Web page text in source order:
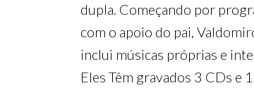
dupla. Começando por
com o apoio do pai,
inclui músicas próprias e
Eles Têm gravados 3 CDs e